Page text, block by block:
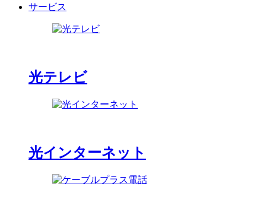
サービス
光テレビ
光インターネット